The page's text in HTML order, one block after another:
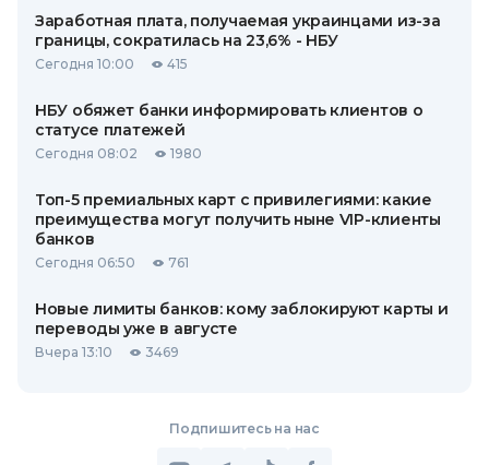
Заработная плата, получаемая украинцами из-за
границы, сократилась на 23,6% - НБУ
Сегодня 10:00 415
НБУ обяжет банки информировать клиентов о
статусе платежей
Сегодня 08:02 1980
Топ-5 премиальных карт с привилегиями: какие
преимущества могут получить ныне VIP-клиенты
банков
Сегодня 06:50 761
Новые лимиты банков: кому заблокируют карты и
переводы уже в августе
Вчера 13:10 3469
Подпишитесь на нас